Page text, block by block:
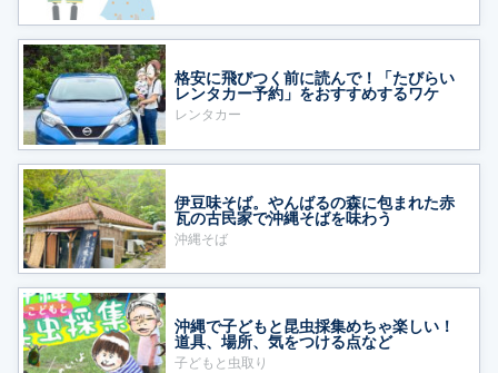
格安に飛びつく前に読んで！「たびらい
レンタカー予約」をおすすめするワケ
レンタカー
伊豆味そば。やんばるの森に包まれた赤
瓦の古民家で沖縄そばを味わう
沖縄そば
沖縄で子どもと昆虫採集めちゃ楽しい！
道具、場所、気をつける点など
子どもと虫取り